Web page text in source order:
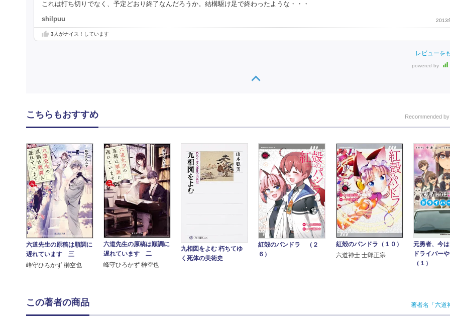
これは打ち切りでなく、予定どおり終了なんだろうか。結構駆け足で終わったような・・・
shilpuu 2013
3人がナイス！しています
レビューを
powered by
こちらもおすすめ Recommended by
六道先生の原稿は順調に
遅れています 三
峰守ひろかず 榊空也
六道先生の原稿は順調に
遅れています 二
峰守ひろかず 榊空也
九相図をよむ 朽ちてゆ
く死体の美術史
紅殻のパンドラ （２
６）
紅殻のパンドラ（１０）
六道神士 士郎正宗
元勇者、今
ドライバー
（１）
この著者の商品 著者名「六道